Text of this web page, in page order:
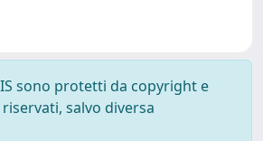
sono protetti da copyright e
salvo diversa